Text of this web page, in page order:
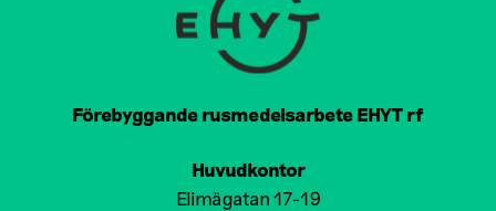
Förebyggande rusmedelsarbete EHYT rf
Huvudkontor
Elimägatan 17-19